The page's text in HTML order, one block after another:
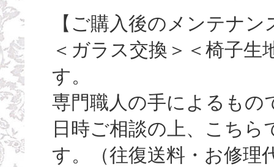
【ご購入後のメンテナ
＜ガラス交換＞＜椅子
す。
専門職人の手によるもの
日時ご相談の上、こち
す。（往復送料・お修理